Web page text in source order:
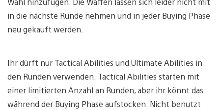
in die nächste Runde nehmen und in jeder Buying Phase
neu gekauft werden.
Ihr dürft nur Tactical Abilities und Ultimate Abilities in
den Runden verwenden. Tactical Abilities starten mit
einer limitierten Anzahl an Runden, aber ihr könnt das
während der Buying Phase aufstocken. Nicht benutzt